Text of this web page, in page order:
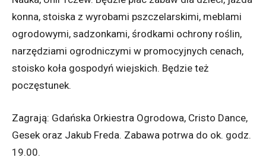
konna, stoiska z wyrobami pszczelarskimi, meblami
ogrodowymi, sadzonkami, środkami ochrony roślin,
narzędziami ogrodniczymi w promocyjnych cenach,
stoisko koła gospodyń wiejskich. Będzie też
poczęstunek.
Zagrają: Gdańska Orkiestra Ogrodowa, Cristo Dance,
Gesek oraz Jakub Freda. Zabawa potrwa do ok. godz.
19.00.